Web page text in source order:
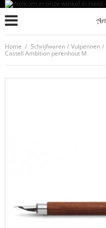
Home / Schrijfwaren / Vulpennen /
Castell Ambition perenhout M